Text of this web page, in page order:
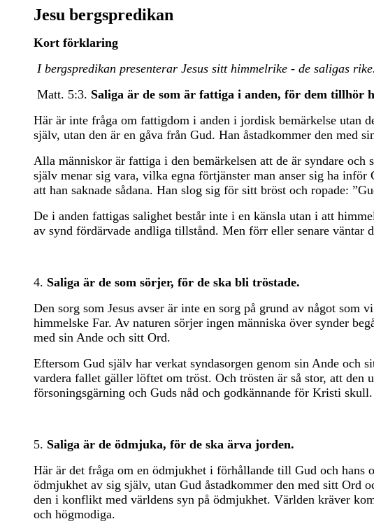
Jesu bergspredikan
Kort förklaring
I bergspredikan presenterar Jesus sitt himmelrike - de saligas
Matt. 5:3. Saliga är de som är fattiga i anden, för dem tillhör
Här är inte fråga om fattigdom i anden i jordisk bemärkelse utan
själv, utan den är en gåva från Gud. Han åstadkommer den med
Alla människor är fattiga i den bemärkelsen att de är syndare
själv menar sig vara, vilka egna förtjänster man anser sig ha
att han saknade sådana. Han slog sig för sitt bröst och ropade:
De i anden fattigas salighet består inte i en känsla utan i att
av synd fördärvade andliga tillstånd. Men förr eller senare
4. Saliga är de som sörjer, för de ska bli tröstade.
Den sorg som Jesus avser är inte en sorg på grund av något
himmelske Far. Av naturen sörjer ingen människa över synder
med sin Ande och sitt Ord.
Eftersom Gud själv har verkat syndasorgen genom sin Ande och
vardera fallet gäller löftet om tröst. Och trösten är så stor, att den
försoningsgärning och Guds nåd och godkännande för Kristi skull.
5. Saliga är de ödmjuka, för de ska ärva jorden.
Här är det fråga om en ödmjukhet i förhållande till Gud och hans
ödmjukhet av sig själv, utan Gud åstadkommer den med sitt Ord
den i konflikt med världens syn på ödmjukhet. Världen kräver
och högmodiga.